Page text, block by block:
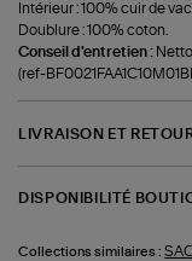
Intérieur : 100% cuir de
Doublure : 100% coton.
Conseil d'entretien :
(ref-
LIVRAISON ET
DISPONIBILITÉ
Collections similaires :